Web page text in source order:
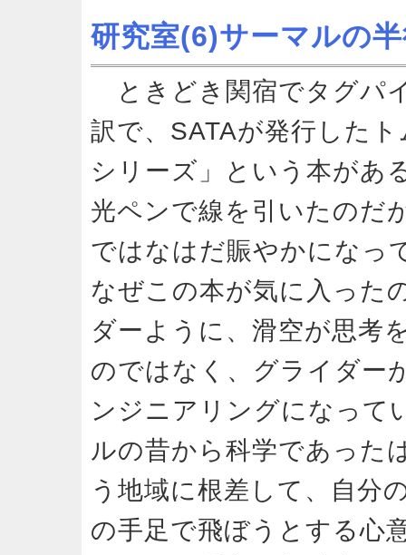
研究室(6)サーマルの
ときどき関宿でタグパ
訳で、SATAが発行した
シリーズ」という本があ
光ペンで線を引いたのだ
ではなはだ賑やかになっ
なぜこの本が気に入った
ダーように、滑空が思考
のではなく、グライダー
ンジニアリングになって
ルの昔から科学であった
う地域に根差して、自分
の手足で飛ぼうとする心